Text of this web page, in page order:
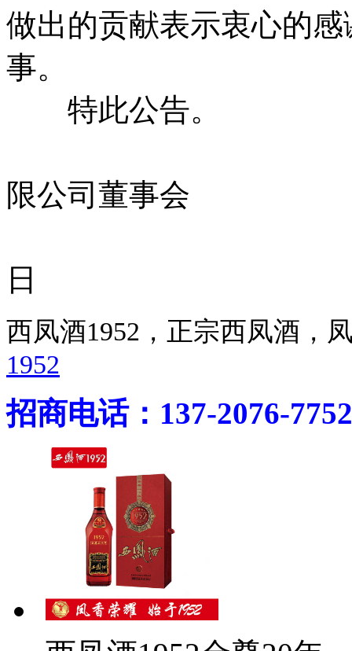
做出的贡献表示衷心的
事。
特此公告。
限公司董事会
日
西凤酒1952，正宗西凤酒
1952
招商电话：137-2076-7752